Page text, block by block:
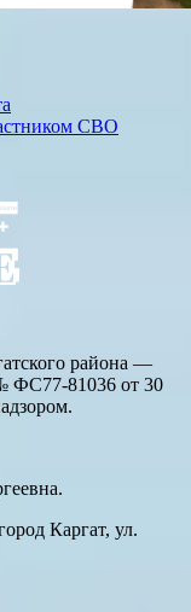
СВО
района —
ФС77-81036 от 30
Каргат, ул.